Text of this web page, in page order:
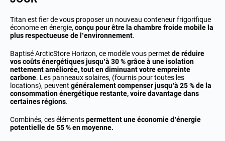
Titan est fier de vous proposer un nouveau conteneur frigorifique
économe en énergie,conçu pour être la chambre froide mobile la
plus respectueuse de l’environnement.
Baptisé ArcticStore Horizon, ce modèle vous permet de réduire
vos coûts énergétiques jusqu’à 30 % grâce à une isolation
nettement améliorée, tout en diminuant votre empreinte
carbone. Les panneaux solaires, (fournis pour toutes les
locations), peuvent généralement compenser jusqu’à 25 % de la
consommation énergétique restante, voire davantage dans
certaines régions.
Combinés, ces élémentspermettent une économie d’énergie
potentielle de 55 % en moyenne.